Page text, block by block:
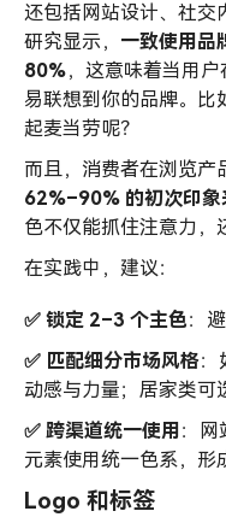
还包括网站设计、社交
研究显示， 一致使用品
80%，这意味着当用
易联想到你的品牌。比
起麦当劳呢？
而且，消费者在浏览产
62%–90% 的初次印
色不仅能抓住注意力，
在实践中，建议：
✅ 锁定 2–3 个主色：
✅ 匹配细分市场风格：
动感与力量；居家类可
✅ 跨渠道统一使用 ：网
元素使用统一色系，形
Logo 和标签